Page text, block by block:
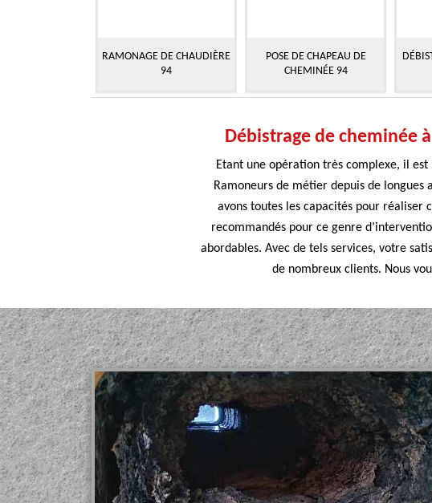
RAMONAGE DE CHAUDIÈRE
94
POSE DE CHAPEAU DE
CHEMINÉE 94
Débistrage de cheminée
Etant une opération très complexe, il
Ramoneurs de métier depuis de longues
avons toutes les capacités pour réaliser
recommandés pour ce genre
abordables. Avec de tels services, votre
de nombreux clients. Nous